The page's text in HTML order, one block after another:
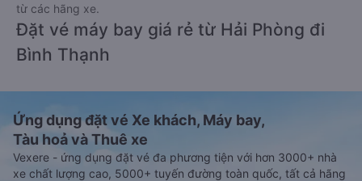
từ các hãng xe.
Đặt vé máy bay giá rẻ từ Hải Phòng đi
Bình Thạnh
Ứng dụng đặt vé Xe khách, Máy bay,
Tàu hoả và Thuê xe
Vexere - ứng dụng đặt vé đa phương tiện với hơn 3000+ nhà
xe chất lượng cao, 5000+ tuyến đường toàn quốc, tất cả hãng